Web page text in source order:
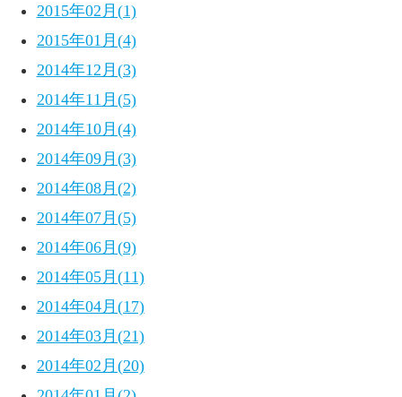
2015年02月(1)
2015年01月(4)
2014年12月(3)
2014年11月(5)
2014年10月(4)
2014年09月(3)
2014年08月(2)
2014年07月(5)
2014年06月(9)
2014年05月(11)
2014年04月(17)
2014年03月(21)
2014年02月(20)